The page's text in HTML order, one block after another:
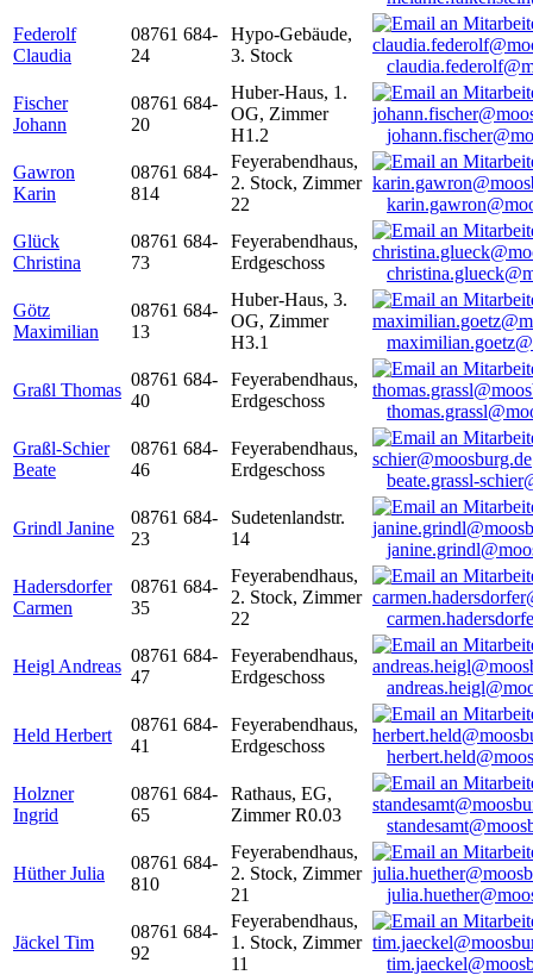
Federolf
Claudia
08761 684-
24
Hypo-Gebäude,
3. Stock
Fischer
Johann
08761 684-
20
Huber-Haus, 1.
OG, Zimmer
H1.2
Gawron
Karin
08761 684-
814
Feyerabendhaus,
2. Stock, Zimmer
22
Glück
Christina
08761 684-
73
Feyerabendhaus,
Erdgeschoss
Götz
Maximilian
08761 684-
13
Huber-Haus, 3.
OG, Zimmer
H3.1
Graßl Thomas
08761 684-
40
Feyerabendhaus,
Erdgeschoss
Graßl-Schier
Beate
08761 684-
46
Feyerabendhaus,
Erdgeschoss
beate.grassl-
Grindl Janine
08761 684-
23
Sudetenlandstr.
14
Hadersdorfer
Carmen
08761 684-
35
Feyerabendhaus,
2. Stock, Zimmer
22
Heigl Andreas
08761 684-
47
Feyerabendhaus,
Erdgeschoss
Held Herbert
08761 684-
41
Feyerabendhaus,
Erdgeschoss
Holzner
Ingrid
08761 684-
65
Rathaus, EG,
Zimmer R0.03
Hüther Julia
08761 684-
810
Feyerabendhaus,
2. Stock, Zimmer
21
Jäckel Tim
08761 684-
92
Feyerabendhaus,
1. Stock, Zimmer
11